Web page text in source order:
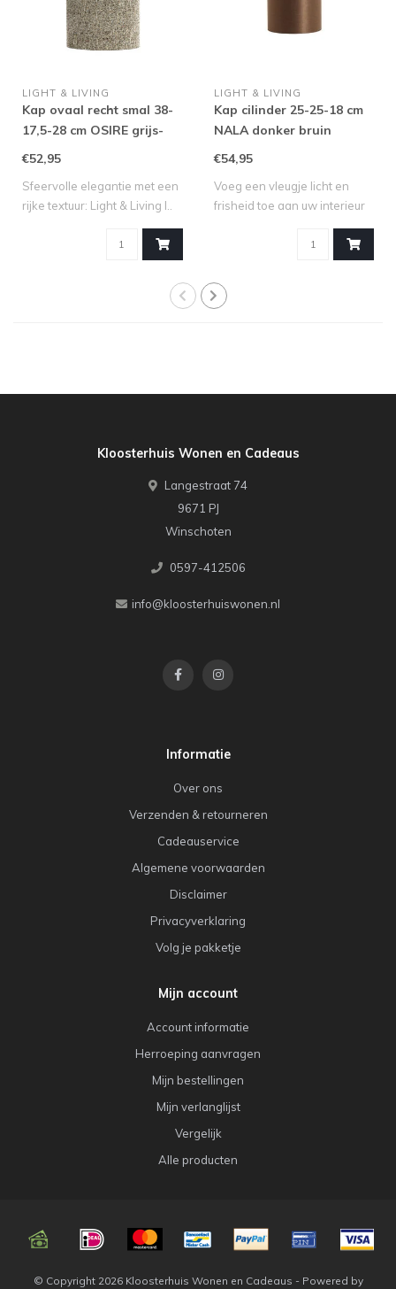
LIGHT & LIVING
Kap ovaal recht smal 38-
17,5-28 cm OSIRE grijs-
€52,95
Sfeervolle elegantie met een
rijke textuur: Light & Living l..
LIGHT & LIVING
Kap cilinder 25-25-18 cm
NALA donker bruin
€54,95
Voeg een vleugje licht en
frisheid toe aan uw interieur
Kloosterhuis Wonen en Cadeaus
Langestraat 74
9671 PJ
Winschoten
0597-412506
info@kloosterhuiswonen.nl
Informatie
Over ons
Verzenden & retourneren
Cadeauservice
Algemene voorwaarden
Disclaimer
Privacyverklaring
Volg je pakketje
Mijn account
Account informatie
Herroeping aanvragen
Mijn bestellingen
Mijn verlanglijst
Vergelijk
Alle producten
© Copyright 2026 Kloosterhuis Wonen en Cadeaus - Powered by